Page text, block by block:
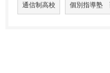
通信制高校 個別指導塾